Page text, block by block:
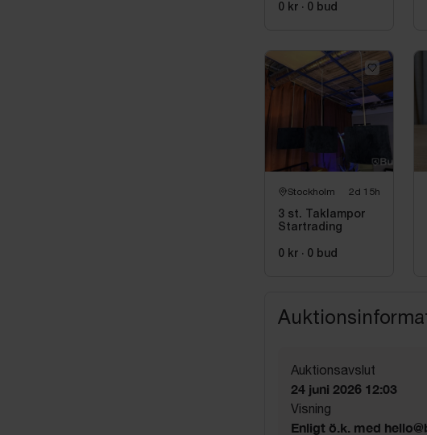
0 kr · 0 bud
Stockholm 2d 15h
3 st. Taklampor
Startrading
0 kr · 0 bud
Auktionsavslut
24 juni 2026 12:03
Visning
Enligt ö.k. med